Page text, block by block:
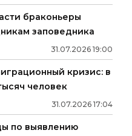
браконьеры
заповедника
31.07.2026 19:00
кризис: в
человек
31.07.2026 17:04
по выявлению